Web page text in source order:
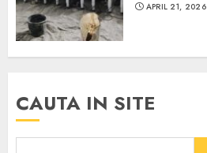
APRIL 21, 2026
CAUTA IN SITE